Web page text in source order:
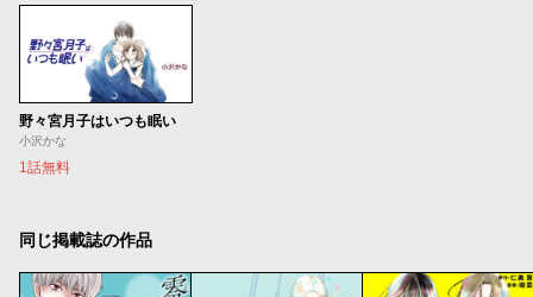
野々宮月子はいつも眠い
小沢かな
1話無料
同じ掲載誌の作品